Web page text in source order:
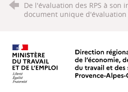
De l'évaluation des RPS à son
document unique